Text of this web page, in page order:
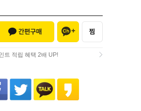
트 적립 혜택 2배 UP!